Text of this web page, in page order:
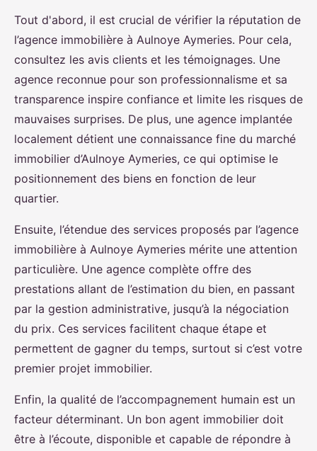
Tout d'abord, il est crucial de vérifier la réputation de
l’agence immobilière à Aulnoye Aymeries. Pour cela,
consultez les avis clients et les témoignages. Une
agence reconnue pour son professionnalisme et sa
transparence inspire confiance et limite les risques de
mauvaises surprises. De plus, une agence implantée
localement détient une connaissance fine du marché
immobilier d’Aulnoye Aymeries, ce qui optimise le
positionnement des biens en fonction de leur
quartier.
Ensuite, l’étendue des services proposés par l’agence
immobilière à Aulnoye Aymeries mérite une attention
particulière. Une agence complète offre des
prestations allant de l’estimation du bien, en passant
par la gestion administrative, jusqu’à la négociation
du prix. Ces services facilitent chaque étape et
permettent de gagner du temps, surtout si c’est votre
premier projet immobilier.
Enfin, la qualité de l’accompagnement humain est un
facteur déterminant. Un bon agent immobilier doit
être à l’écoute, disponible et capable de répondre à